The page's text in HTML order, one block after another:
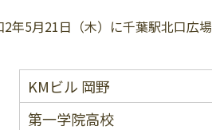
2年5月21日（木）に千葉駅北口広
KMビル 岡野
第一学院高校